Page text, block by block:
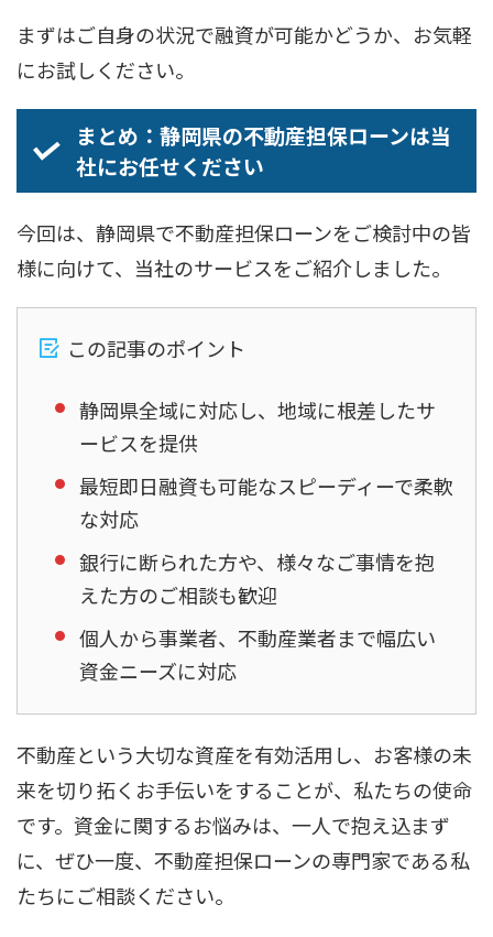
まずはご自身の状況で融資が可能かどうか、お気軽
にお試しください。
まとめ：静岡県の不動産担保ローンは当
社にお任せください
今回は、静岡県で不動産担保ローンをご検討中の皆
様に向けて、当社のサービスをご紹介しました。
この記事のポイント
静岡県全域に対応し、地域に根差したサ
ービスを提供
最短即日融資も可能なスピーディーで柔軟
な対応
銀行に断られた方や、様々なご事情を抱
えた方のご相談も歓迎
個人から事業者、不動産業者まで幅広い
資金ニーズに対応
不動産という大切な資産を有効活用し、お客様の未
来を切り拓くお手伝いをすることが、私たちの使命
です。資金に関するお悩みは、一人で抱え込まず
に、ぜひ一度、不動産担保ローンの専門家である私
たちにご相談ください。